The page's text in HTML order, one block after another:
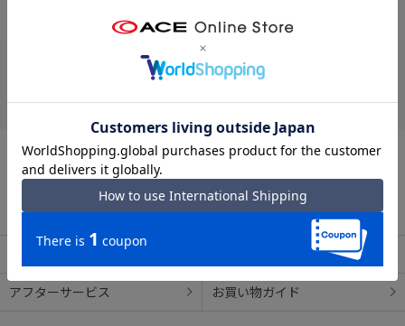
・斜めフロントポケット×1（キーフック）
クレジットカード
この商品について問い合わせる
返品・交換について
アフターサービス お買い物ガイド